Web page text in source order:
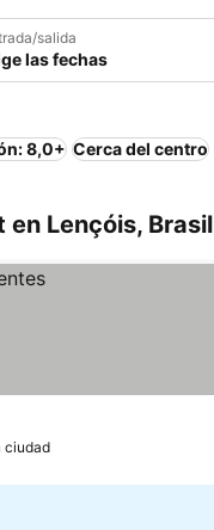
salida
las fechas
8,0+ Cerca del centro
Lençóis, Brasil
ciudad